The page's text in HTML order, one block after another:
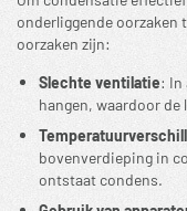
onderliggende oorzaken
oorzaken zijn:
Slechte ventilatie: In
hangen, waardoor
bovenverdieping in
ontstaat condens.